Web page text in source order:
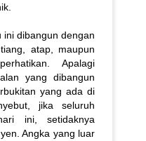
ini dibangun dengan
atap, maupun
Apalagi
yang dibangun
yang ada di
jika seluruh
ini, setidaknya
Angka yang luar